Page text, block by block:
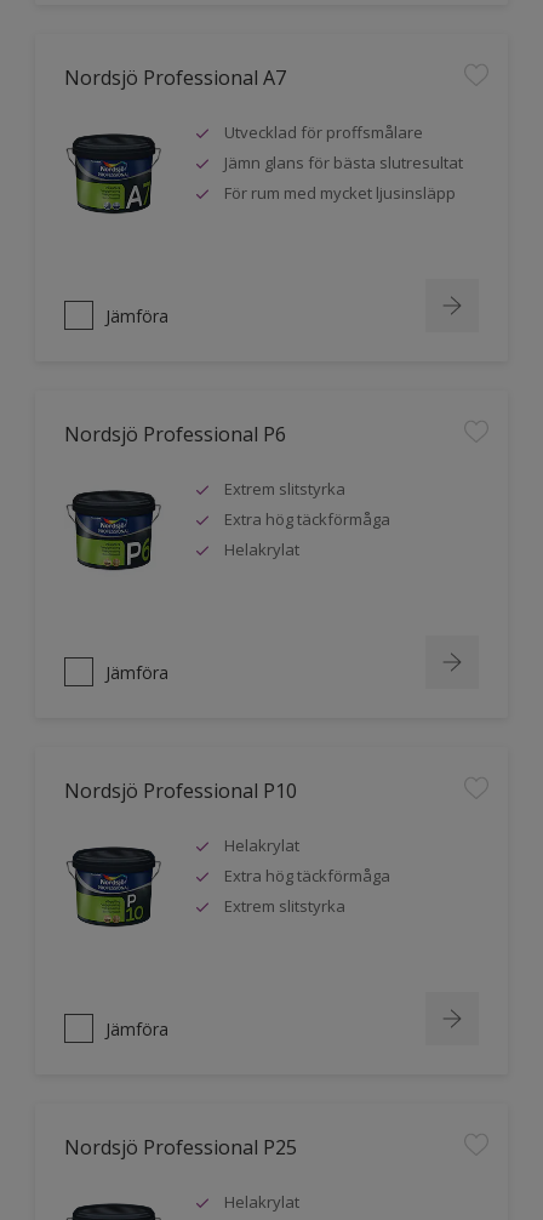
Nordsjö Professional A7
Utvecklad för proffsmålare
Jämn glans för bästa slutresultat
För rum med mycket ljusinsläpp
Jämföra
Nordsjö Professional P6
Extrem slitstyrka
Extra hög täckförmåga
Helakrylat
Jämföra
Nordsjö Professional P10
Helakrylat
Extra hög täckförmåga
Extrem slitstyrka
Jämföra
Nordsjö Professional P25
Helakrylat